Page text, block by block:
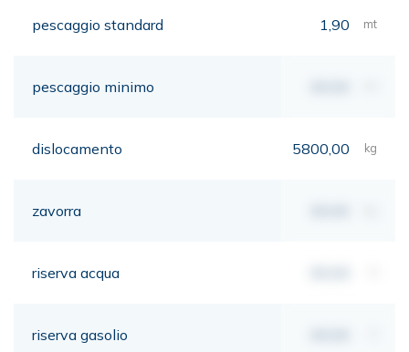
pescaggio standard 1,90 mt
pescaggio minimo
dislocamento 5800,00 kg
zavorra
riserva acqua
riserva gasolio